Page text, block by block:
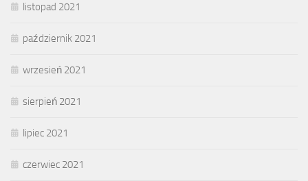
listopad 2021
październik 2021
wrzesień 2021
sierpień 2021
lipiec 2021
czerwiec 2021